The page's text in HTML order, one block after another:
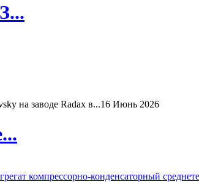
на заводе Radax в...16 Июнь 2026
компрессорно-конденсаторный